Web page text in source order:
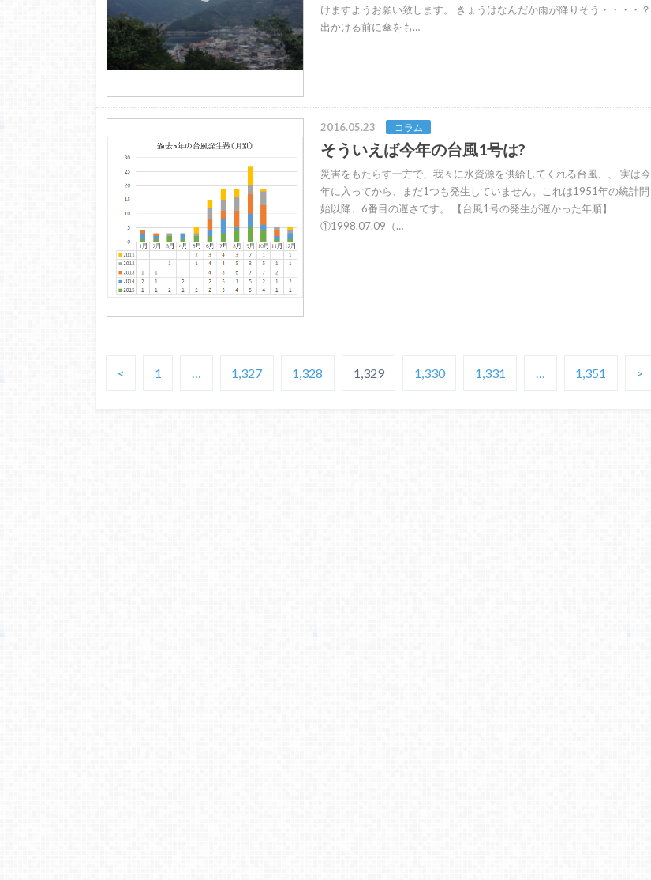
けますようお願い致します。 きょうはなんだか雨が降りそう・・・・？
出かける前に傘をも…
2016.05.23 コラム
そういえば今年の台風1号は?
災害をもたらす一方で、我々に水資源を供給してくれる台風、、 実は今
年に入ってから、まだ1つも発生していません。これは1951年の統計開
始以降、6番目の遅さです。 【台風1号の発生が遅かった年順】
①1998.07.09（…
< 1 1,327 1,328 1,329 1,330 1,331 1,351 >